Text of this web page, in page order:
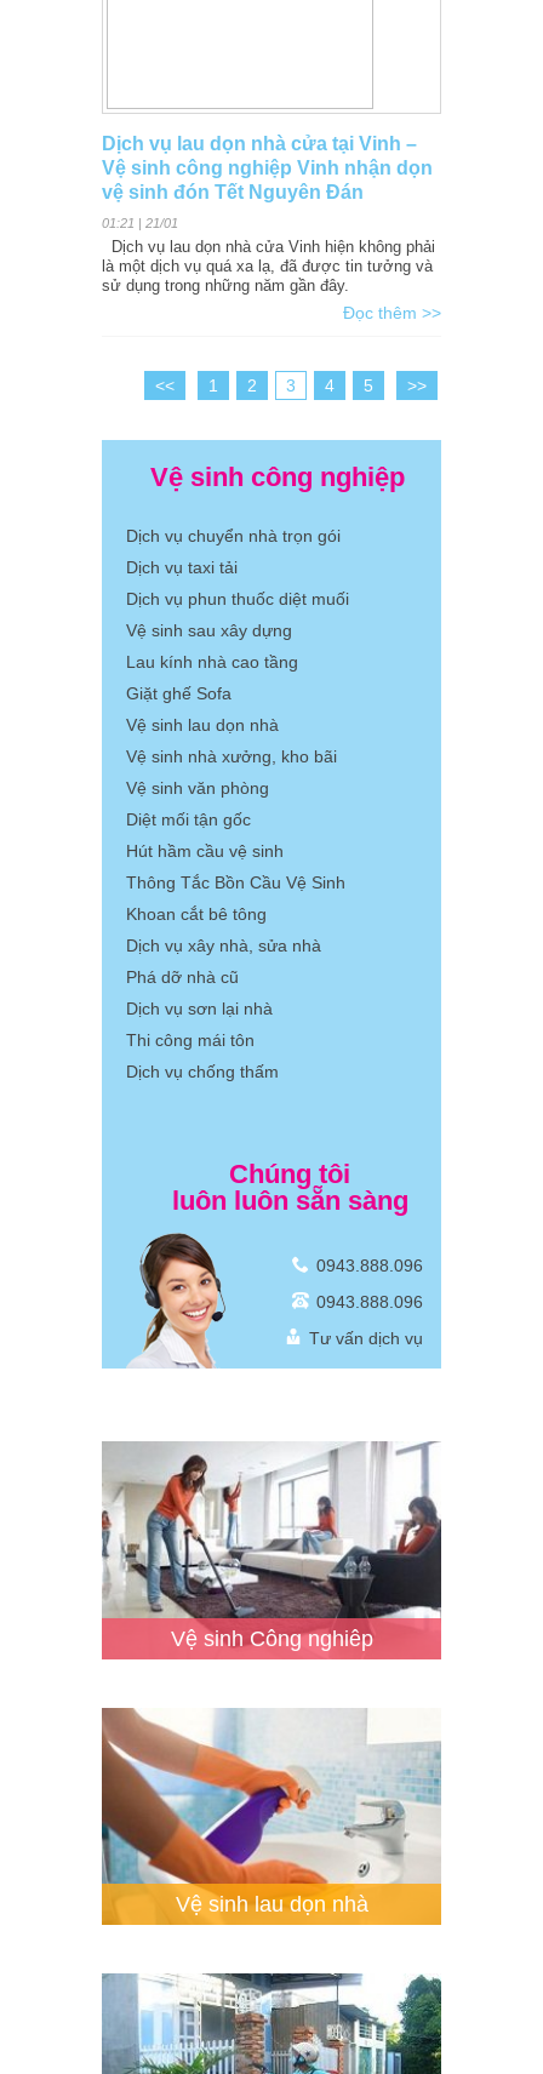
Dịch vụ lau dọn nhà cửa tại Vinh –
Vệ sinh công nghiệp Vinh nhận dọn
vệ sinh đón Tết Nguyên Đán
01:21 | 21/01
Dịch vụ lau dọn nhà cửa Vinh hiện không phải
là một dịch vụ quá xa lạ, đã được tin tưởng và
sử dụng trong những năm gần đây.
Đọc thêm >>
<< 1 2 3 4 5 >>
Vệ sinh công nghiệp
Dịch vụ chuyển nhà trọn gói
Dịch vụ taxi tải
Dịch vụ phun thuốc diệt muối
Vệ sinh sau xây dựng
Lau kính nhà cao tầng
Giặt ghế Sofa
Vệ sinh lau dọn nhà
Vệ sinh nhà xưởng, kho bãi
Vệ sinh văn phòng
Diệt mối tận gốc
Hút hầm cầu vệ sinh
Thông Tắc Bồn Cầu Vệ Sinh
Khoan cắt bê tông
Dịch vụ xây nhà, sửa nhà
Phá dỡ nhà cũ
Dịch vụ sơn lại nhà
Thi công mái tôn
Dịch vụ chống thấm
Chúng tôi
luôn luôn sẵn sàng
0943.888.096
0943.888.096
Tư vấn dịch vụ
Vệ sinh Công nghiêp
Vệ sinh lau dọn nhà